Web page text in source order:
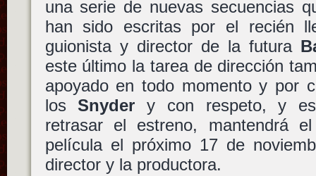
una serie de nuevas secuencias
han sido escritas por el recién
guionista y director de la futura
este último la tarea de dirección
apoyado en todo momento y por
losSnyder y con respeto, y
retrasar el estreno, mantendrá
película el próximo 17 de
director y la productora.